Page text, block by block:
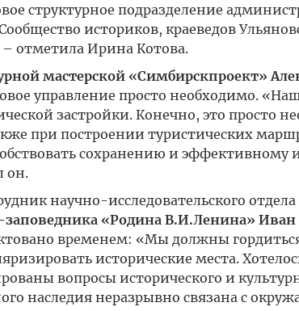
структурное подразделение
историков, краеведов
отметила Ирина Котова.
мастерской «Симбирскпроект»
управление просто необходимо.
застройки. Конечно, это просто
при построении туристических
сохранению и эффективному
он.
научно-исследовательского отдела
«Родина В.И.Ленина» Иван
временем: «Мы должны
исторические места.
вопросы исторического и
наследия неразрывно связана с